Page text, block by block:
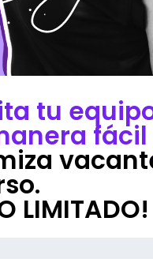
tu
LIMITADO!